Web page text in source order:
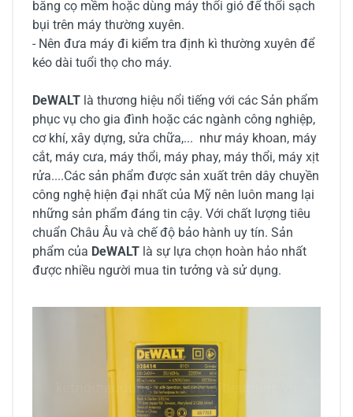
bằng cọ mềm hoặc dùng máy thổi gió để thổi sạch
bụi trên máy thường xuyên.
- Nên đưa máy đi kiểm tra định kì thường xuyên để
kéo dài tuổi thọ cho máy.
DeWALT là thương hiệu nổi tiếng với các Sản phẩm
phục vụ cho gia đình hoặc các ngành công nghiệp,
cơ khí, xây dựng, sửa chữa,... như máy khoan, máy
cắt, máy cưa, máy thổi, máy phay, máy thổi, máy xịt
rửa....Các sản phẩm được sản xuất trên dây chuyền
công nghệ hiện đại nhất của Mỹ nên luôn mang lại
những sản phẩm đáng tin cậy. Với chất lượng tiêu
chuẩn Châu Âu và chế độ bảo hành uy tín. Sản
phẩm của DeWALT là sự lựa chọn hoàn hảo nhất
được nhiều người mua tin tưởng và sử dụng.